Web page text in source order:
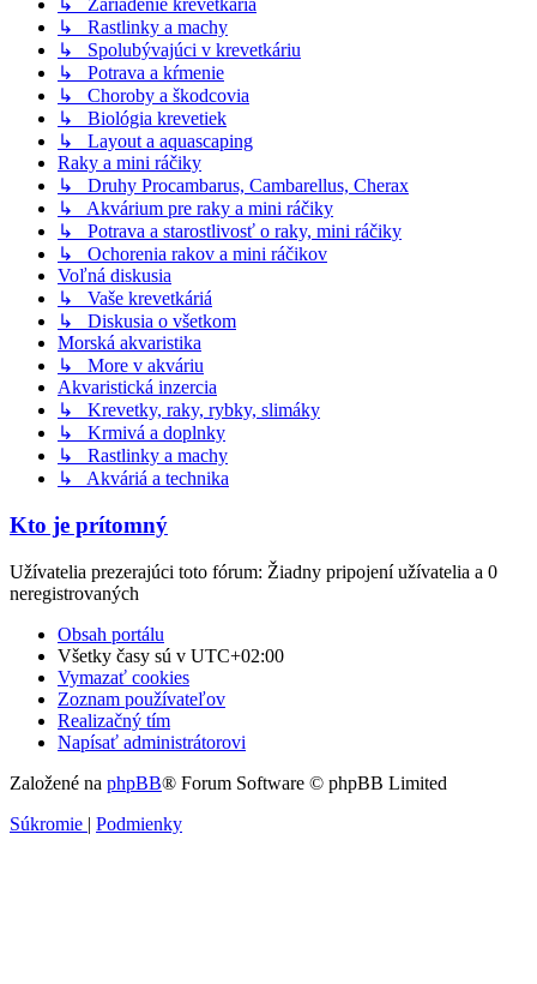
↳ Zariadenie krevetkária
↳ Rastlinky a machy
↳ Spolubývajúci v krevetkáriu
↳ Potrava a kŕmenie
↳ Choroby a škodcovia
↳ Biológia krevetiek
↳ Layout a aquascaping
Raky a mini ráčiky
↳ Druhy Procambarus, Cambarellus, Cherax
↳ Akvárium pre raky a mini ráčiky
↳ Potrava a starostlivosť o raky, mini ráčiky
↳ Ochorenia rakov a mini ráčikov
Voľná diskusia
↳ Vaše krevetkáriá
↳ Diskusia o všetkom
Morská akvaristika
↳ More v akváriu
Akvaristická inzercia
↳ Krevetky, raky, rybky, slimáky
↳ Krmivá a doplnky
↳ Rastlinky a machy
↳ Akváriá a technika
Kto je prítomný
Užívatelia prezerajúci toto fórum: Žiadny pripojení užívatelia a 0
neregistrovaných
Obsah portálu
Všetky časy sú v UTC+02:00
Vymazať cookies
Zoznam používateľov
Realizačný tím
Napísať administrátorovi
Založené na phpBB® Forum Software © phpBB Limited
Súkromie | Podmienky